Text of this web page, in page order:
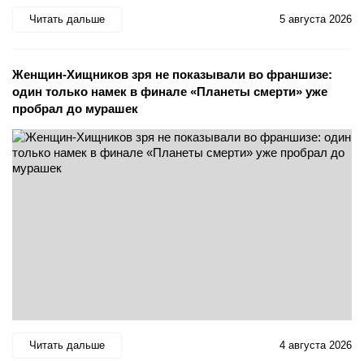
Читать дальше 5 августа 2026
Женщин-Хищников зря не показывали во франшизе:
один только намек в финале «Планеты смерти» уже
пробрал до мурашек
Читать дальше 4 августа 2026